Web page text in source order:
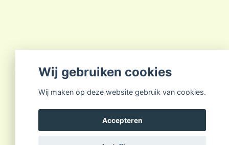
Wij gebruiken cookies
Wij maken op deze website gebruik van cookies.
Accepteren